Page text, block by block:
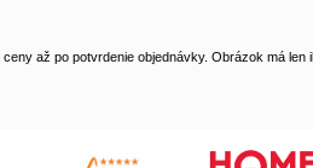
až po potvrdenie objednávky. Obrázok má len